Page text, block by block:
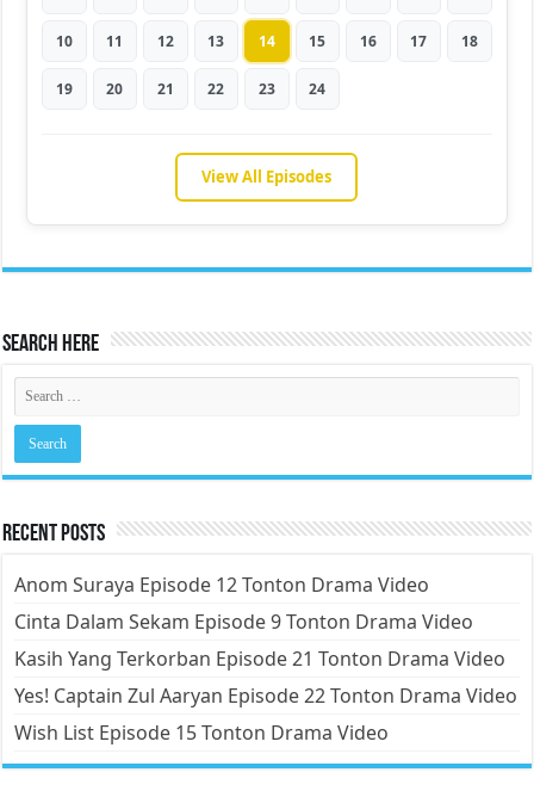
10 11 12 13 14 15 16 17 18
19 20 21 22 23 24
View All Episodes
Search Here
Recent Posts
Anom Suraya Episode 12 Tonton Drama Video
Cinta Dalam Sekam Episode 9 Tonton Drama Video
Kasih Yang Terkorban Episode 21 Tonton Drama Video
Yes! Captain Zul Aaryan Episode 22 Tonton Drama Video
Wish List Episode 15 Tonton Drama Video